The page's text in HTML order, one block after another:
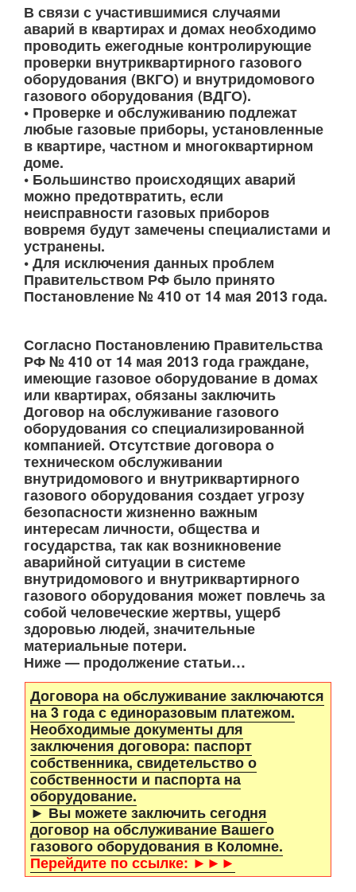
В связи с участившимися случаями
аварий в квартирах и домах необходимо
проводить ежегодные контролирующие
проверки внутриквартирного газового
оборудования (ВКГО) и внутридомового
газового оборудования (ВДГО).
• Проверке и обслуживанию подлежат
любые газовые приборы, установленные
в квартире, частном и многоквартирном
доме.
• Большинство происходящих аварий
можно предотвратить, если
неисправности газовых приборов
вовремя будут замечены специалистами и
устранены.
• Для исключения данных проблем
Правительством РФ было принято
Постановление № 410 от 14 мая 2013 года.
Согласно Постановлению Правительства
РФ № 410 от 14 мая 2013 года граждане,
имеющие газовое оборудование в домах
или квартирах, обязаны заключить
Договор на обслуживание газового
оборудования со специализированной
компанией. Отсутствие договора о
техническом обслуживании
внутридомового и внутриквартирного
газового оборудования создает угрозу
безопасности жизненно важным
интересам личности, общества и
государства, так как возникновение
аварийной ситуации в системе
внутридомового и внутриквартирного
газового оборудования может повлечь за
собой человеческие жертвы, ущерб
здоровью людей, значительные
материальные потери.
Ниже — продолжение статьи…
Договора на обслуживание заключаются
на 3 года с единоразовым платежом.
Необходимые документы для
заключения договора: паспорт
собственника, свидетельство о
собственности и паспорта на
оборудование.
► Вы можете заключить сегодня
договор на обслуживание Вашего
газового оборудования в Коломне.
Перейдите по ссылке: ►►►